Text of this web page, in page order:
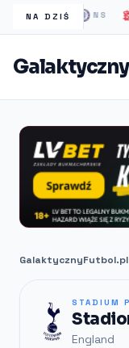
NA DZIŚ
Londyn NS
Galaktyczny
GalaktycznyFutbol.pl
STADIUM
England